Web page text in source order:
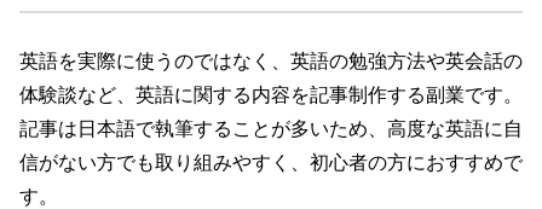
英語を実際に使うのではなく、英語の勉強方法や英会話の
体験談など、英語に関する内容を記事制作する副業です。
記事は日本語で執筆することが多いため、高度な英語に自
信がない方でも取り組みやすく、初心者の方におすすめで
す。